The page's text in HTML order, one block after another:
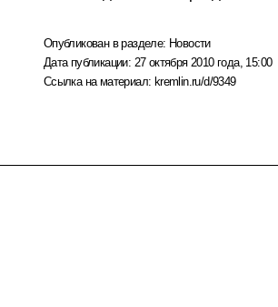
Опубликован в разделе: Новости
Дата публикации: 27 октября 2010 года, 15:00
Ссылка на материал: kremlin.ru/d/9349